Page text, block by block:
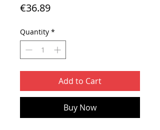
€36.89Price
Quantity *
Add to Cart
Buy Now